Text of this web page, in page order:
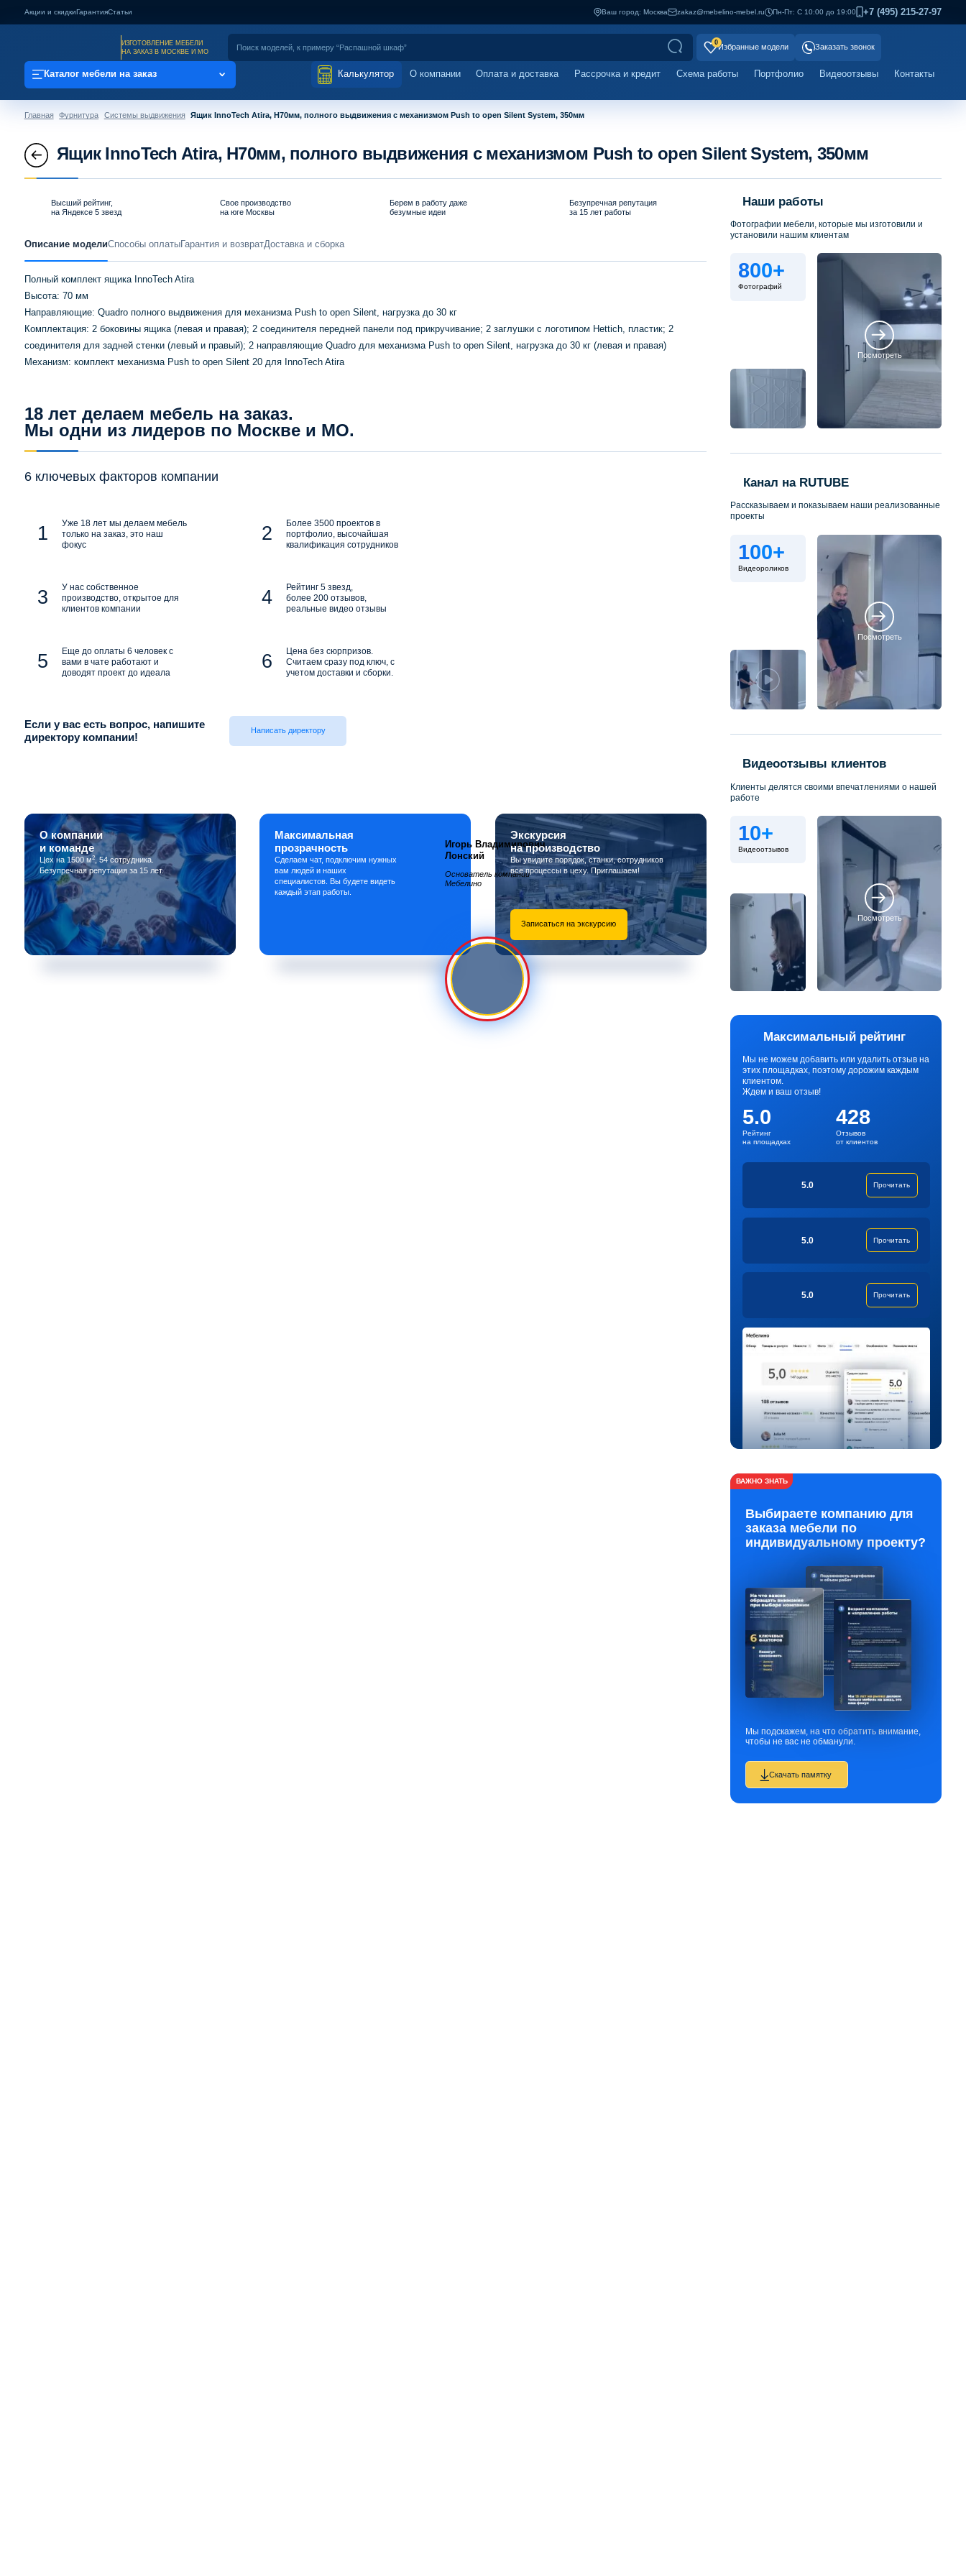
Акции и скидкиГарантияСтатьи Ваш город: Москва zakaz@mebelino-mebel.ru Пн-Пт: С 10:00 до 19:00 +7 (495) 215-27-97
ИЗГОТОВЛЕНИЕ МЕБЕЛИ
НА ЗАКАЗ В МОСКВЕ И МО
0
Избранные модели Заказать звонок
Каталог мебели на заказ Калькулятор О компании Оплата и доставка Рассрочка и кредит Схема работы Портфолио Видеоотзывы Контакты
Главная Фурнитура Системы выдвижения Ящик InnoTech Atira, H70мм, полного выдвижения с механизмом Push to open Silent System, 350мм
Ящик InnoTech Atira, H70мм, полного выдвижения с механизмом Push to open Silent System, 350мм
Высший рейтинг,
на Яндексе 5 звезд
Свое производство
на юге Москвы
Берем в работу даже
безумные идеи
Безупречная репутация
за 15 лет работы
Описание модели Способы оплатыГарантия и возвратДоставка и сборка
Полный комплект ящика InnoTech Atira
Высота: 70 мм
Направляющие: Quadro полного выдвижения для механизма Push to open Silent, нагрузка до 30 кг
Комплектация: 2 боковины ящика (левая и правая); 2 соединителя передней панели под прикручивание; 2 заглушки с логотипом Hettich, пластик; 2
соединителя для задней стенки (левый и правый); 2 направляющие Quadro для механизма Push to open Silent, нагрузка до 30 кг (левая и правая)
Механизм: комплект механизма Push to open Silent 20 для InnoTech Atira
18 лет делаем мебель на заказ.
Мы одни из лидеров по Москве и МО.
6 ключевых факторов компании
Уже 18 лет мы делаем мебель
только на заказ, это наш
фокус
Более 3500 проектов в
портфолио, высочайшая
квалификация сотрудников
У нас собственное
производство, открытое для
клиентов компании
Рейтинг 5 звезд,
более 200 отзывов,
реальные видео отзывы
Еще до оплаты 6 человек с
вами в чате работают и
доводят проект до идеала
Цена без сюрпризов.
Считаем сразу под ключ, с
учетом доставки и сборки.
Если у вас есть вопрос, напишите
директору компании!
Написать директору
Игорь Владимирович
Лонский
Основатель компании
Мебелино
О компании
и команде
Цех на 1500 м2, 54 сотрудника.
Безупречная репутация за 15 лет.
Максимальная
прозрачность
Сделаем чат, подключим нужных
вам людей и наших
специалистов. Вы будете видеть
каждый этап работы.
Экскурсия
на производство
Вы увидите порядок, станки, сотрудников
все процессы в цеху. Приглашаем!
Записаться на экскурсию
Наши работы
Фотографии мебели, которые мы изготовили и
установили нашим клиентам
800+
Фотографий
Посмотреть
Канал на RUTUBE
Рассказываем и показываем наши реализованные
проекты
100+
Видеороликов
Посмотреть
Видеоотзывы клиентов
Клиенты делятся своими впечатлениями о нашей
работе
10+
Видеоотзывов
Посмотреть
Максимальный рейтинг
Мы не можем добавить или удалить отзыв на
этих площадках, поэтому дорожим каждым
клиентом.
Ждем и ваш отзыв!
5.0
Рейтинг
на площадках
428
Отзывов
от клиентов
5.0 Прочитать
5.0 Прочитать
5.0 Прочитать
ВАЖНО ЗНАТЬ
Выбираете компанию для
заказа мебели по
индивидуальному проекту?
Мы подскажем, на что обратить внимание,
чтобы не вас не обманули.
Скачать памятку